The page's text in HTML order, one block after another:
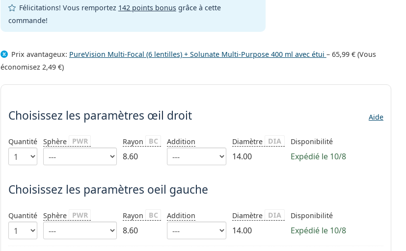
Félicitations! Vous remportez 142 points bonusgrâce à cette
commande!
Prix avantageux: PureVision Multi-Focal (6 lentilles) + Solunate Multi-Purpose 400 ml avec étui – 65,99 €(Vous
économisez 2,49 €)
Choisissez les paramètres
Choisissez les paramètres œil droit Aide
Quantité Sphère PWR Rayon BC
8.60
Addition Diamètre DIA
14.00
Disponibilité
Expédié le 10/8
Choisissez les paramètres oeil gauche
Quantité Sphère PWR Rayon BC
8.60
Addition Diamètre DIA
14.00
Disponibilité
Expédié le 10/8